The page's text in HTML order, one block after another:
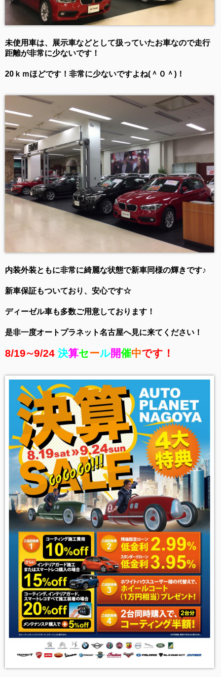
未使用車は、展示車などとして扱っていたお車なので走行
距離が非常に少ないです！
20ｋｍほどです！非常に少ないですよね(＾０＾)！
内装外装ともに非常に綺麗な状態で新車同様の輝きです♪
新車保証もついており、安心です☆
ディーゼル車も多数ご用意しております！
是非一度オートプラネット名古屋へ見に来てください！
8/19∼9/24 決算セール開催中です！